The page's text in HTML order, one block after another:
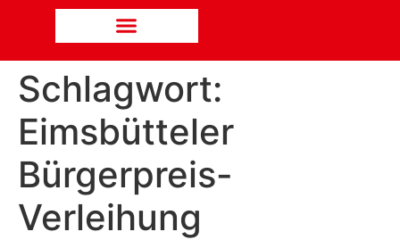
Schlagwort:
Eimsbütteler
Bürgerpreis-
Verleihung